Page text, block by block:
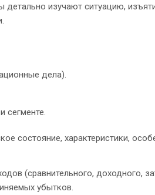
детально изучают ситуацию,
дела).
сегменте.
состояние, характеристики,
(сравнительного, доходного,
убытков.